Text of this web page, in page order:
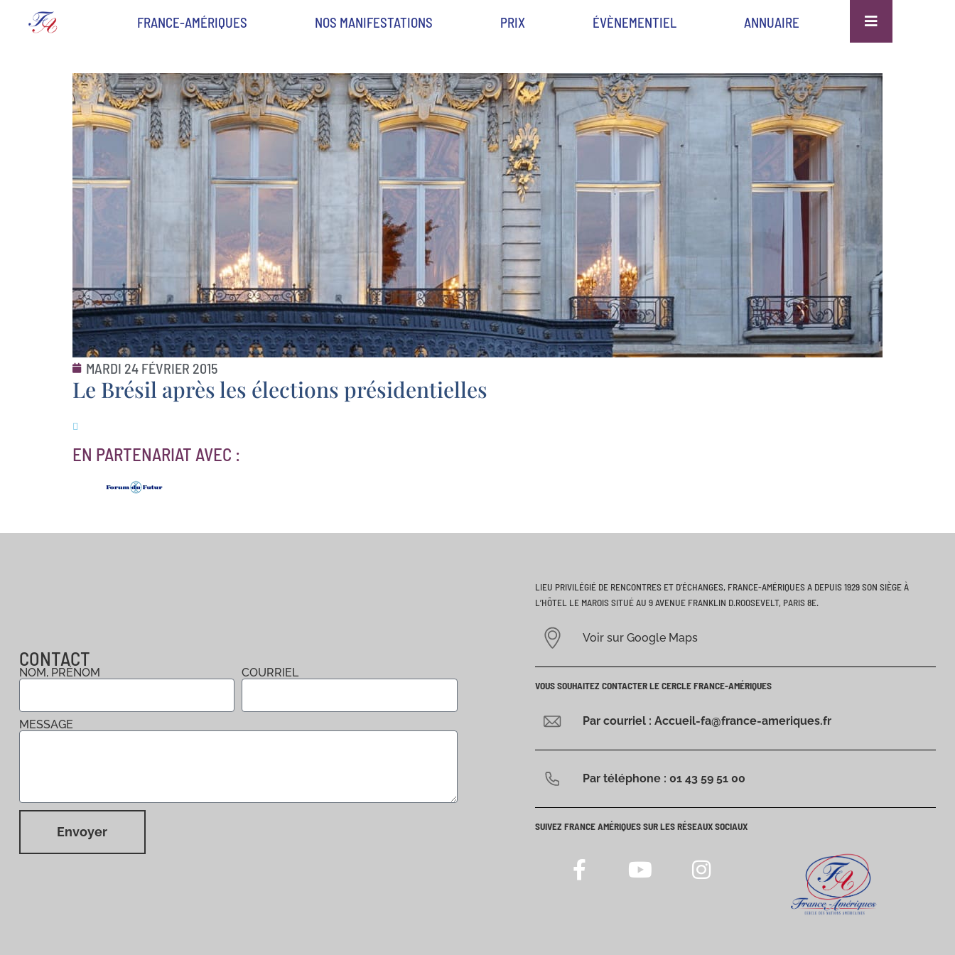
FRANCE-AMÉRIQUES NOS MANIFESTATIONS PRIX ÉVÈNEMENTIEL ANNUAIRE
MARDI 24 FÉVRIER 2015
Le Brésil après les élections présidentielles
EN PARTENARIAT AVEC :
CONTACT
NOM, PRÉNOM COURRIEL
MESSAGE
Envoyer
LIEU PRIVILÉGIÉ DE RENCONTRES ET D’ÉCHANGES, FRANCE-AMÉRIQUES A DEPUIS 1929 SON SIÈGE À
L’HÔTEL LE MAROIS SITUÉ AU 9 AVENUE FRANKLIN D.ROOSEVELT, PARIS 8E.
Voir sur Google Maps
VOUS SOUHAITEZ CONTACTER LE CERCLE FRANCE-AMÉRIQUES
Par courriel : Accueil-fa@france-ameriques.fr
Par téléphone : 01 43 59 51 00
SUIVEZ FRANCE AMÉRIQUES SUR LES RÉSEAUX SOCIAUX